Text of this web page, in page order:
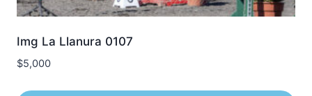
Img La Llanura 0107
$5,000